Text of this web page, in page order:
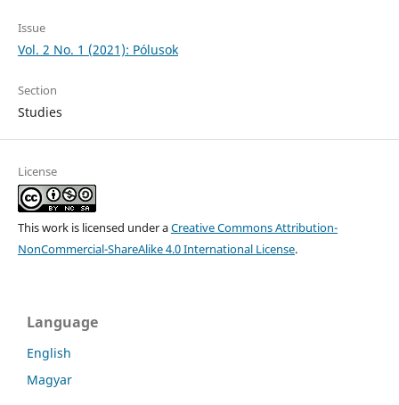
Issue
Vol. 2 No. 1 (2021): Pólusok
Section
Studies
License
This work is licensed under aCreative Commons Attribution-
NonCommercial-ShareAlike 4.0 International License.
Language
English
Magyar